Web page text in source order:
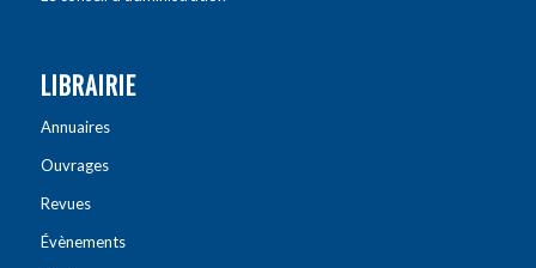
LIBRAIRIE
Annuaires
Ouvrages
Revues
Évènements